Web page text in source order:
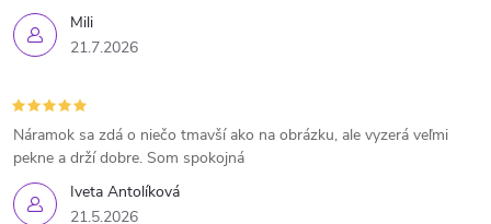
Mili
21.7.2026
Iveta Antolíková
21.5.2026
Náramok sa zdá o niečo tmavší ako na obrázku, ale vyzerá veľmi
pekne a drží dobre. Som spokojná